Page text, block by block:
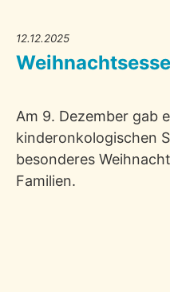
12.12.2025
Am 9. Dezember gab
kinderonkologischen
besonderes
Familien.